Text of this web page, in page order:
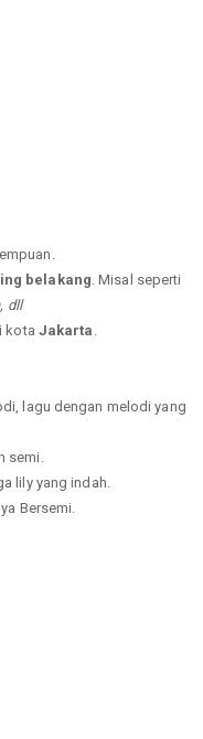
belakang . Misal seperti
dll
kota Jakarta
lagu dengan melodi yang
semi.
lily yang indah.
Bersemi.